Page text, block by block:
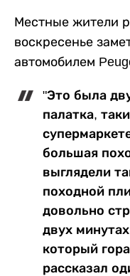
Местные жители
воскресенье
автомобилем
"Это была
палатка,
большая
выглядели
походной
довольно
двух
который
рассказал